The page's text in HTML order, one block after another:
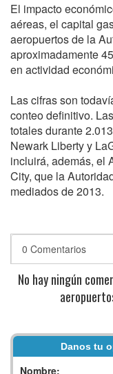
El impacto
aéreas, el capital
aeropuertos de la
aproximadamente
en actividad
Las cifras son
conteo definitivo.
totales durante
Newark Liberty y
incluirá, además, el
City, que la
mediados de 2013.
0 Comentarios
No hay ningún
Danos tu
Nombre: